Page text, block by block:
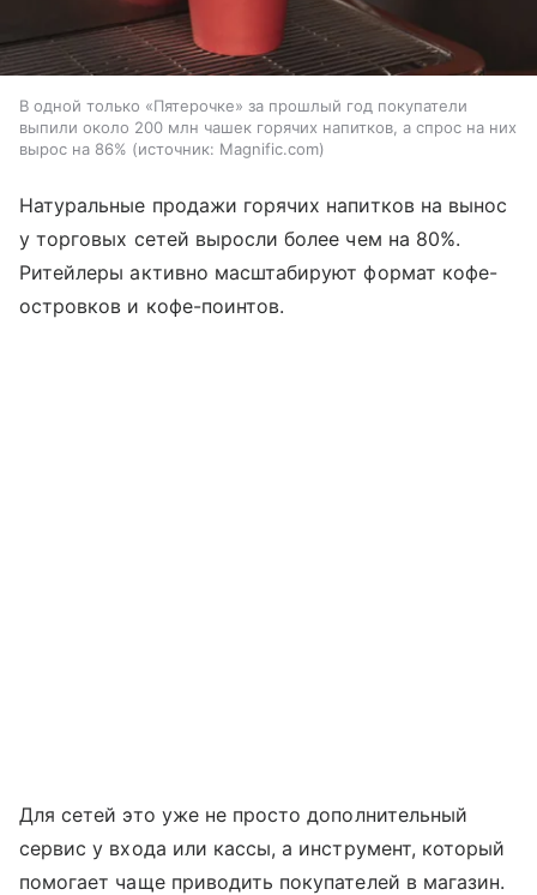
В одной только «Пятерочке» за прошлый год покупатели
выпили около 200 млн чашек горячих напитков, а спрос на них
вырос на 86%
источник: Magnific.com
Натуральные продажи горячих напитков на вынос
у торговых сетей выросли более чем на 80%.
Ритейлеры активно масштабируют формат кофе-
островков и кофе-поинтов.
Для сетей это уже не просто дополнительный
сервис у входа или кассы, а инструмент, который
помогает чаще приводить покупателей в магазин.